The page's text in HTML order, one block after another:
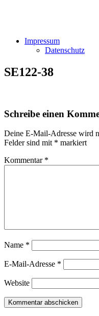
Impressum
Datenschutz
SE122-38
Schreibe einen
Deine E-Mail-Adresse wird
Felder sind mit * markiert
Kommentar *
Name *
E-Mail-Adresse *
Website